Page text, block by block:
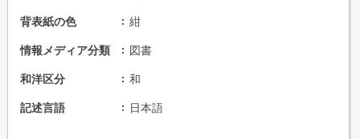
背表紙の色 紺
情報メディア分類 図書
和洋区分 和
記述言語 日本語